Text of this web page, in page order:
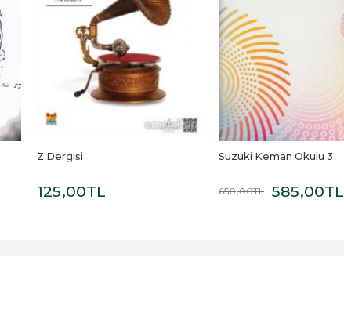
Z Dergisi
125,00TL
Suzuki Keman Okulu 3
650,00TL 585,00TL